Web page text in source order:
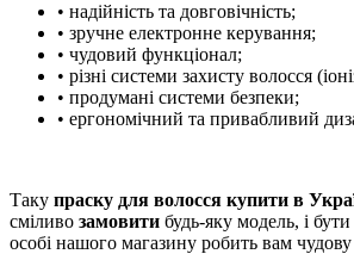
• надійність та довговічність;
• зручне електронне керування;
• чудовий функціонал;
• різні системи захисту волосся
• продумані системи безпеки;
• ергономічний та привабливий
Таку праску для волосся купити в
сміливо замовити будь-яку модель, і
особі нашого магазину робить вам